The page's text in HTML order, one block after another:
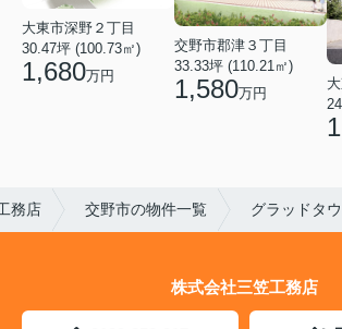
大東市深野２丁目
30.47坪 (100.73㎡)
1,680万円
交野市郡津３丁目
33.33坪 (110.21㎡)
1,580万円
務店 交野市の物件一覧 グラッドタ
株式会社三笠工務店